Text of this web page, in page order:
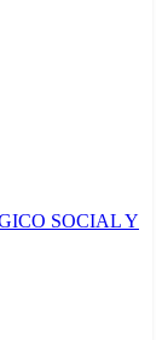
SOCIAL Y